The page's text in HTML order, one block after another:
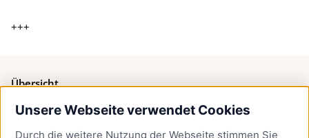
Unsere Webseite verwendet Cookies
Durch die weitere Nutzung der Webseite stimmen Sie
+++
Übersicht
Bürgerservice
Presse